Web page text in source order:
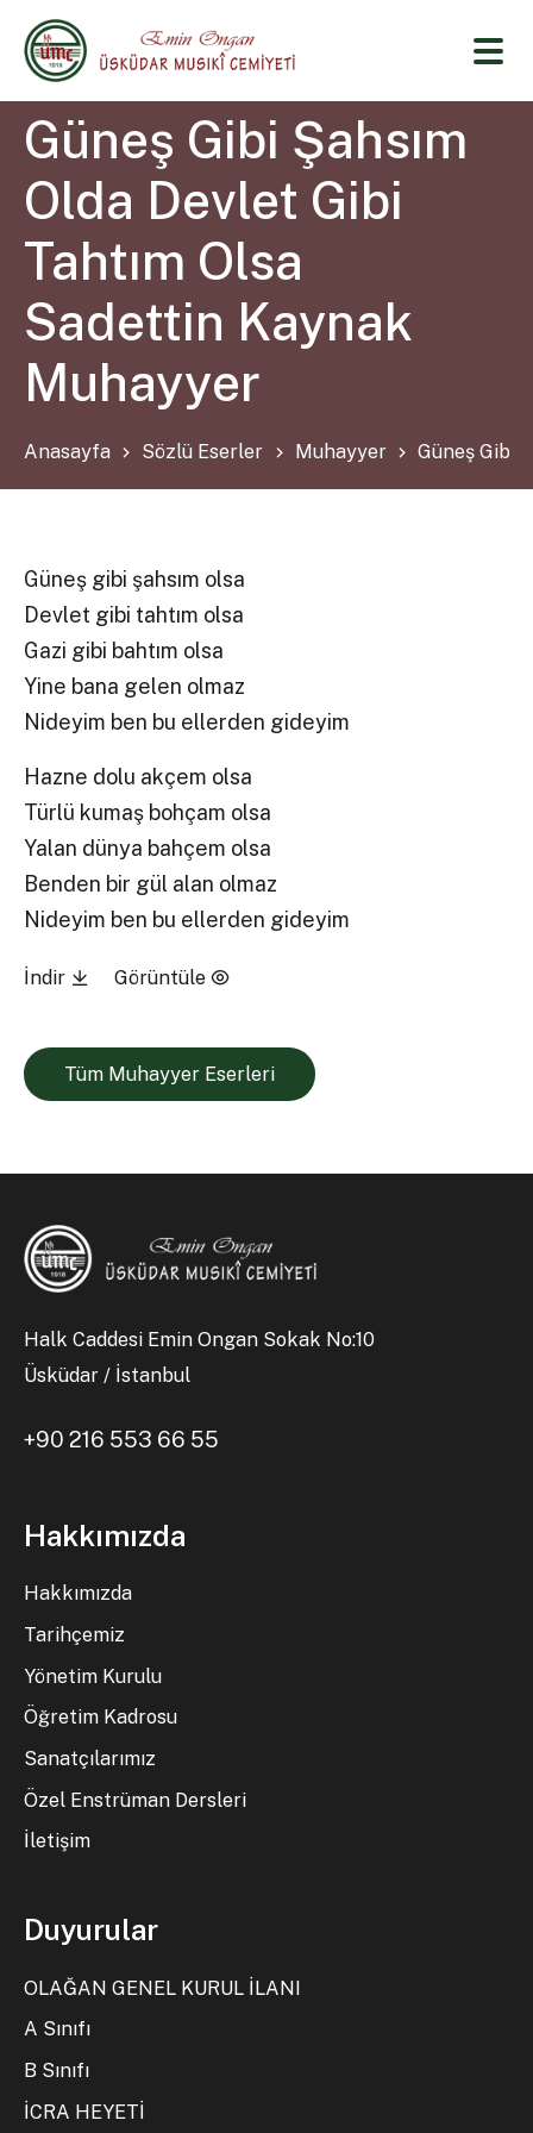
Güneş Gibi Şahsım
Olda Devlet Gibi
Tahtım Olsa
Sadettin Kaynak
Muhayyer
Anasayfa Sözlü Eserler Muhayyer Güneş Gibi
Güneş gibi şahsım olsa
Devlet gibi tahtım olsa
Gazi gibi bahtım olsa
Yine bana gelen olmaz
Nideyim ben bu ellerden gideyim
Hazne dolu akçem olsa
Türlü kumaş bohçam olsa
Yalan dünya bahçem olsa
Benden bir gül alan olmaz
Nideyim ben bu ellerden gideyim
İndir Görüntüle
Tüm Muhayyer Eserleri
Halk Caddesi Emin Ongan Sokak No:10
Üsküdar / İstanbul
+90 216 553 66 55
Hakkımızda
Hakkımızda
Tarihçemiz
Yönetim Kurulu
Öğretim Kadrosu
Sanatçılarımız
Özel Enstrüman Dersleri
İletişim
Duyurular
OLAĞAN GENEL KURUL İLANI
A Sınıfı
B Sınıfı
İCRA HEYETİ